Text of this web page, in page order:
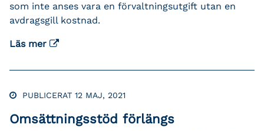
som inte anses vara en förvaltningsutgift utan en
avdragsgill kostnad.
Läs mer
PUBLICERAT 12 MAJ, 2021
Omsättningsstöd förlängs